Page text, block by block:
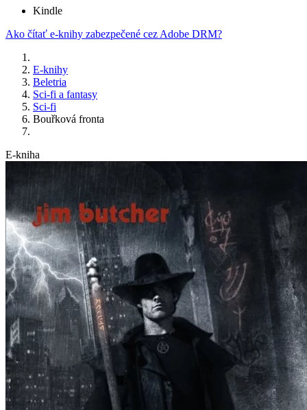
Kindle
Ako čítať e-knihy zabezpečené cez Adobe DRM?
E-knihy
Beletria
Sci-fi a fantasy
Sci-fi
Bouřková fronta
E-kniha